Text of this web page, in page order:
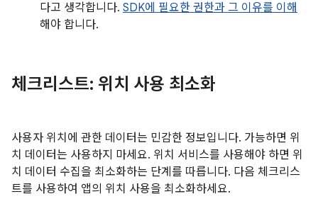
다고 생각합니다. SDK에 필요한 권한과 그 이유를 이해
해야 합니다.
체크리스트: 위치 사용 최소화
사용자 위치에 관한 데이터는 민감한 정보입니다. 가능하면 위
치 데이터는 사용하지 마세요. 위치 서비스를 사용해야 하면 위
치 데이터 수집을 최소화하는 단계를 따릅니다. 다음 체크리스
트를 사용하여 앱의 위치 사용을 최소화하세요.